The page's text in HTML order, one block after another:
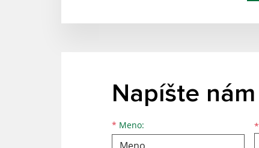
Napíšte nám
* Meno:
Meno
Priezvisko
E-mailová adresa *